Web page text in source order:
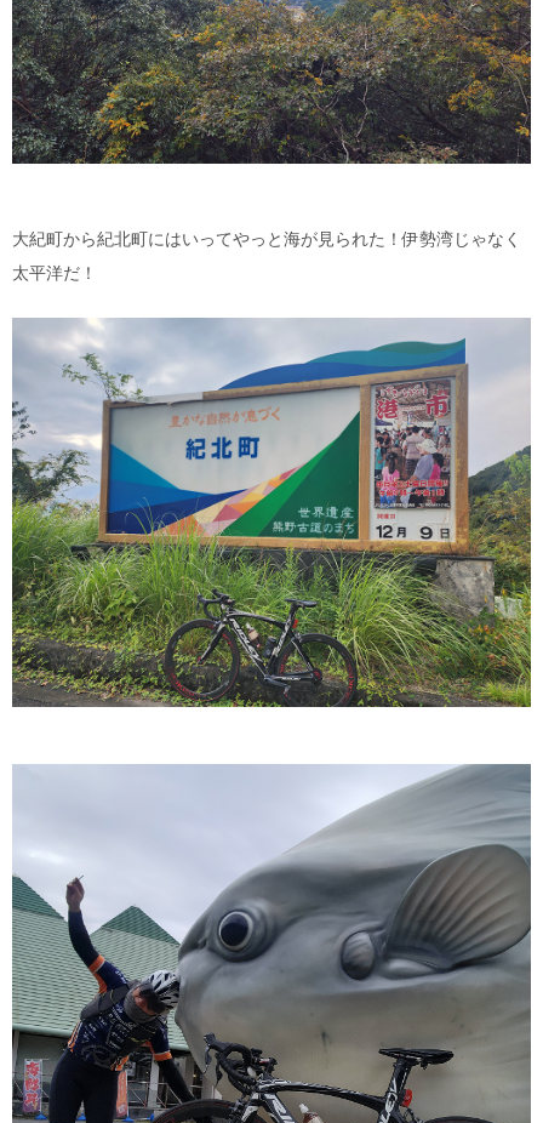
大紀町から紀北町にはいってやっと海が見られた！伊勢湾じゃなく
太平洋だ！